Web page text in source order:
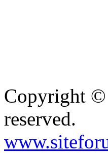
Copyright
reserved.